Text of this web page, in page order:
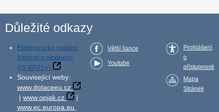
Důležité odkazy
Elektronické podání
žádosti o podporu
(IS KP21+)
Související weby:
www.dotaceeu.cz
| www.opjak.cz
|
www.ec.europa.eu
Větší šance
Youtube
Prohlášení
o
přístupnosti
Mapa
Stránek